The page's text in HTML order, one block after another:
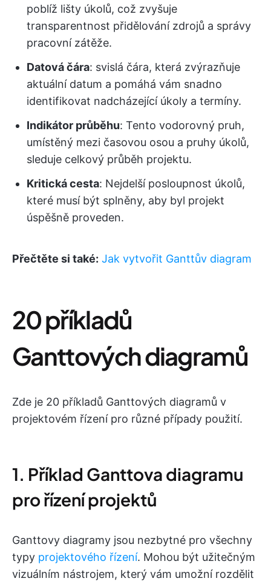
poblíž lišty úkolů, což zvyšuje
transparentnost přidělování zdrojů a správy
pracovní zátěže.
Datová čára: svislá čára, která zvýrazňuje
aktuální datum a pomáhá vám snadno
identifikovat nadcházející úkoly a termíny.
Indikátor průběhu: Tento vodorovný pruh,
umístěný mezi časovou osou a pruhy úkolů,
sleduje celkový průběh projektu.
Kritická cesta: Nejdelší posloupnost úkolů,
které musí být splněny, aby byl projekt
úspěšně proveden.
Přečtěte si také: Jak vytvořit Ganttův diagram
20 příkladů
Ganttových diagramů
Zde je 20 příkladů Ganttových diagramů v
projektovém řízení pro různé případy použití.
1. Příklad Ganttova diagramu
pro řízení projektů
Ganttovy diagramy jsou nezbytné pro všechny
typy projektového řízení. Mohou být užitečným
vizuálním nástrojem, který vám umožní rozdělit